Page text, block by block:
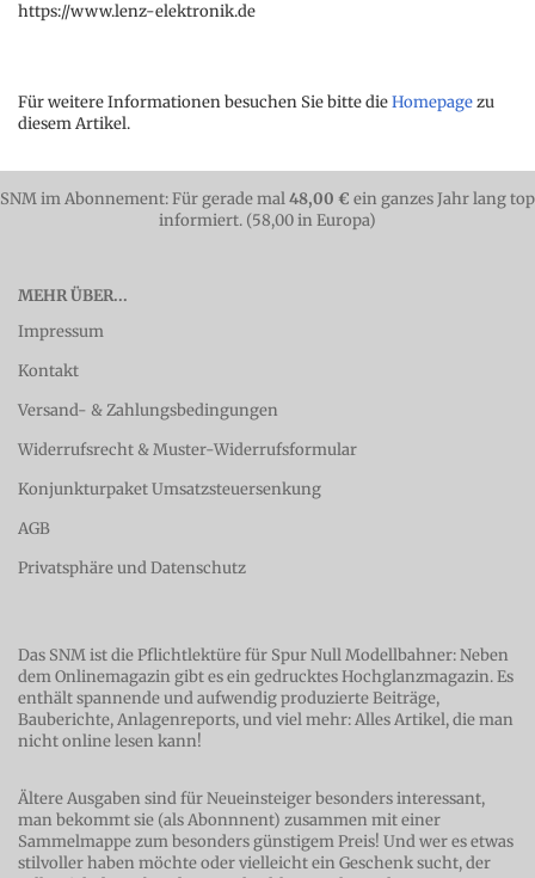
https://www.lenz-elektronik.de
Für weitere Informationen besuchen Sie bitte dieHomepagezu
diesem Artikel.
SNM im Abonnement: Für gerade mal48,00 € ein ganzes Jahr lang top
informiert. (58,00 in Europa)
MEHR ÜBER...
Impressum
Kontakt
Versand- & Zahlungsbedingungen
Widerrufsrecht & Muster-Widerrufsformular
Konjunkturpaket Umsatzsteuersenkung
AGB
Privatsphäre und Datenschutz
Das SNM ist die Pflichtlektüre für Spur Null Modellbahner: Neben
dem Onlinemagazin gibt es ein gedrucktes Hochglanzmagazin. Es
enthält spannende und aufwendig produzierte Beiträge,
Bauberichte, Anlagenreports, und viel mehr: Alles Artikel, die man
nicht online lesen kann!
Ältere Ausgaben sind für Neueinsteiger besonders interessant,
man bekommt sie (als Abonnnent) zusammen mit einer
Sammelmappe zum besonders günstigem Preis! Und wer es etwas
stilvoller haben möchte oder vielleicht ein Geschenk sucht, der